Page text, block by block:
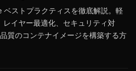
ベストプラクティスを徹底解説。軽
レイヤー最適化、セキュリティ対
質のコンテナイメージを構築する方